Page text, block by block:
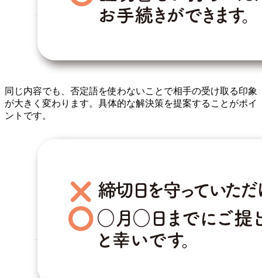
同じ内容でも、否定語を使わないことで相手の受け取る印象
が大きく変わります。具体的な解決策を提案することがポイ
ントです。